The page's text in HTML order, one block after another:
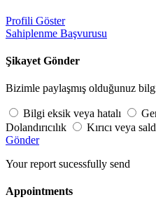
Profili Göster
Sahiplenme Başvurusu
Şikayet Gönder
Bizimle paylaşmış olduğunuz
Bilgi eksik veya hatalı
Dolandırıcılık
Kırıcı veya
Gönder
Your report sucessfully send
Appointments